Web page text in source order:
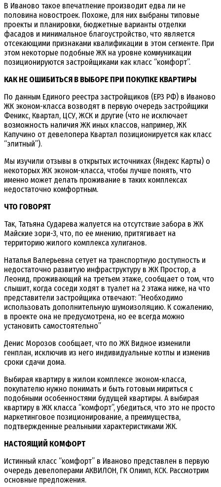
В Иваново такое впечатление производит едва ли не
половина новостроек. Похоже, для них выбраны типовые
проекты и планировки, бюджетные варианты отделки
фасадов и минимальное благоустройство, что является
отсекающими признаками квалификации в этом сегменте. При
этом некоторые подобные ЖК на уровне коммуникации
позиционируются застройщиками как класс “комфорт”.
КАК НЕ ОШИБИТЬСЯ В ВЫБОРЕ ПРИ ПОКУПКЕ КВАРТИРЫ
По данным Единого реестра застройщиков (ЕРЗ РФ) в Иваново
ЖК эконом-класса возводят в первую очередь застройщики
Феникс, Квартал, ЦСУ, ЖСК и другие (что не исключает
возможность наличия ЖК иных классов, например, ЖК
Капучино от девелопера Квартал позиционируется как класс
“элитный”).
Мы изучили отзывы в открытых источниках (Яндекс Карты) о
некоторых ЖК эконом-класса, чтобы лучше понять, что
именно может делать проживание в таких комплексах
недостаточно комфортным.
ЧТО ГОВОРЯТ
Так, Татьяна Сударева жалуется на отсутствие забора в ЖК
Майские зори-3, что, по ее мнению, притягивает на
территорию жилого комплекса хулиганов.
Наталья Валерьевна сетует на транспортную доступность и
недостаточно развитую инфраструктуру в ЖК Простор, а
Леонид, проживающий на третьем этаже, сообщает о том, что
слышит, когда соседи ходят в туалет на 2 этажа ниже, на что
представители застройщика отвечают: “Необходимо
использовать дополнительную шумоизоляцию. К сожалению,
в проекте она не предусмотрена, но ее всегда можно
установить самостоятельно”
Денис Морозов сообщает, что по ЖК Видное изменили
генплан, исключив из него индивидуальные котлы и изменив
сроки сдачи дома.
Выбирая квартиру в жилом комплексе эконом-класса,
покупателю нужно понимать и быть готовым мириться с
подобными особенностями будущей квартиры. А выбирая
квартиру в ЖК класса “комфорт”, убедиться, что это не просто
маркетинговое позиционирование, а преимущества,
подтвержденные реальными характеристиками ЖК.
НАСТОЯЩИЙ КОМФОРТ
Истинный класс “комфорт” в Иваново представлен в первую
очередь девелоперами АКВИЛОН, ГК Олимп, КСК. Рассмотрим
основные предложения.